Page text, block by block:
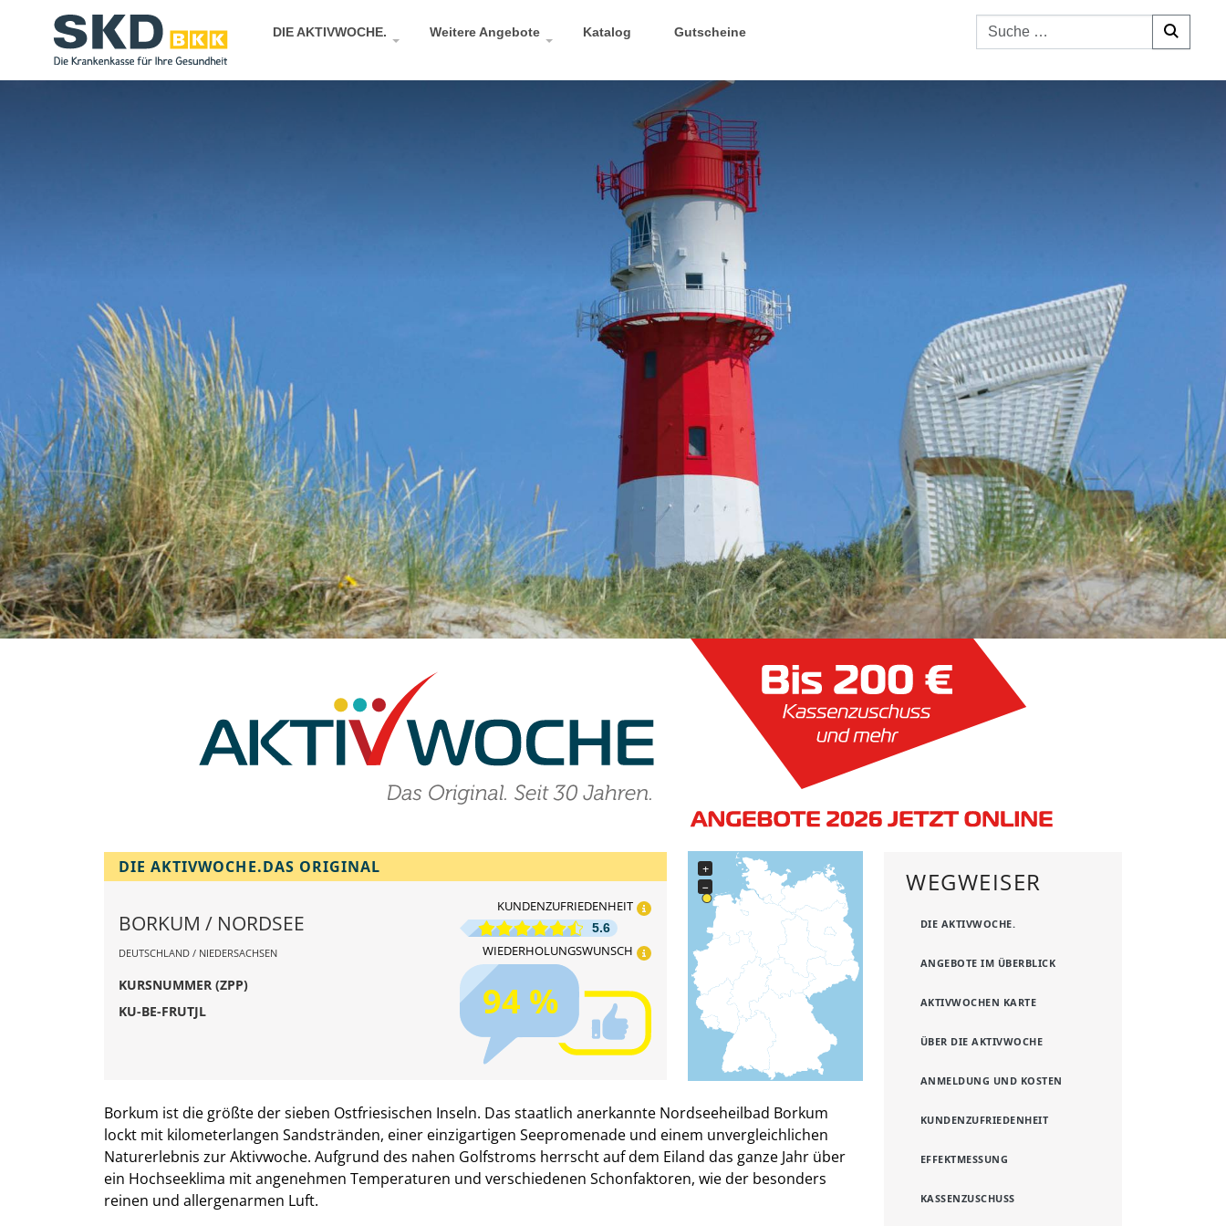
Suchen nach:
DIE AKTIVWOCHE. Weitere Angebote Katalog Gutscheine
DIE AKTIVWOCHE.DAS ORIGINAL
BORKUM / NORDSEE
DEUTSCHLAND / NIEDERSACHSEN
KURSNUMMER (ZPP)
KU-BE-FRUTJL
KUNDENZUFRIEDENHEIT
5.6
WIEDERHOLUNGSWUNSCH
94 %
+
−
Borkum ist die größte der sieben Ostfriesischen Inseln. Das staatlich anerkannte Nordseeheilbad Borkum
lockt mit kilometerlangen Sandstränden, einer einzigartigen Seepromenade und einem unvergleichlichen
Naturerlebnis zur Aktivwoche. Aufgrund des nahen Golfstroms herrscht auf dem Eiland das ganze Jahr über
ein Hochseeklima mit angenehmen Temperaturen und verschiedenen Schonfaktoren, wie der besonders
reinen und allergenarmen Luft.
WEGWEISER
DIE AKTIVWOCHE.
ANGEBOTE IM ÜBERBLICK
AKTIVWOCHEN KARTE
ÜBER DIE AKTIVWOCHE
ANMELDUNG UND KOSTEN
KUNDENZUFRIEDENHEIT
EFFEKTMESSUNG
KASSENZUSCHUSS